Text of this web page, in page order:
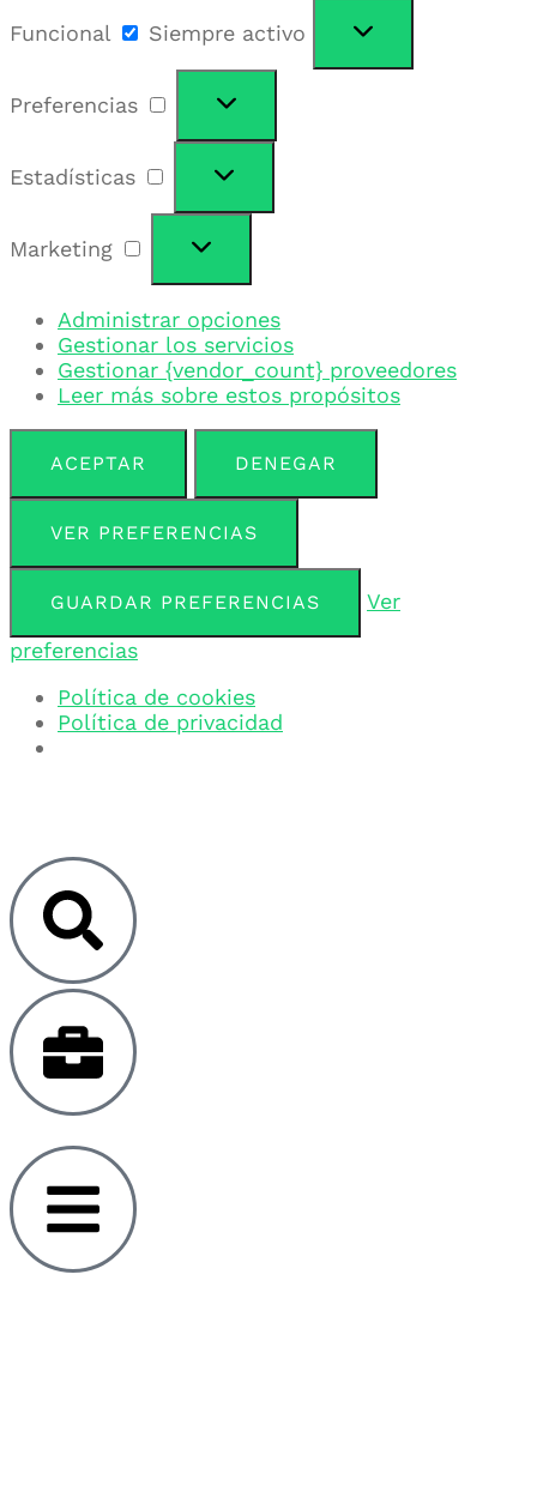
Funcional
Siempre activo
Preferencias
Estadísticas
Marketing
Administrar opciones
Gestionar los servicios
Gestionar {vendor_count} proveedores
Leer más sobre estos propósitos
ACEPTAR DENEGAR
VER PREFERENCIAS
GUARDAR PREFERENCIAS
Ver
preferencias
Política de cookies
Política de privacidad